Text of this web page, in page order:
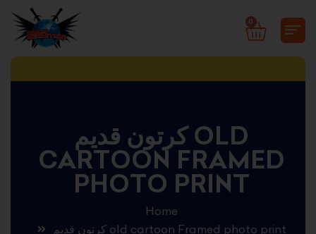
content
0
CART
كرتون قديم OLD
CARTOON FRAMED
PHOTO PRINT
Home
كرتون قديم old cartoon Framed photo print